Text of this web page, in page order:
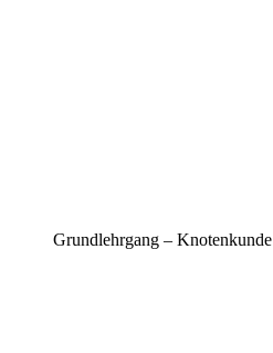
Grundlehrgang – Knotenkunde